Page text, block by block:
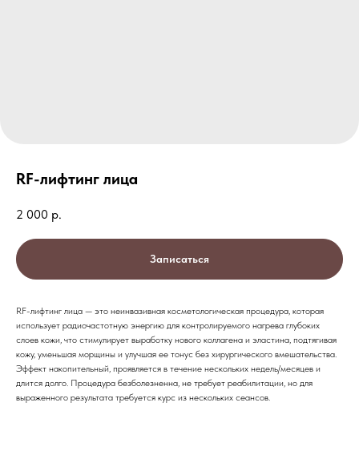
RF-лифтинг лица
2 000 р.
Записаться
RF-лифтинг лица — это неинвазивная косметологическая процедура, которая
использует радиочастотную энергию для контролируемого нагрева глубоких
слоев кожи, что стимулирует выработку нового коллагена и эластина, подтягивая
кожу, уменьшая морщины и улучшая ее тонус без хирургического вмешательства.
Эффект накопительный, проявляется в течение нескольких недель/месяцев и
длится долго. Процедура безболезненна, не требует реабилитации, но для
выраженного результата требуется курс из нескольких сеансов.